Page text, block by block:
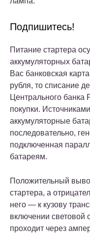
Подпишитесь!
Питание стартера
аккумуляторных
Вас банковская
рубля, то списание
Центрального
покупки.
аккумуляторные
последовательно,
подключенная
батареям.
Положительный
стартера, а
него — к кузову
включении световой
проходит через